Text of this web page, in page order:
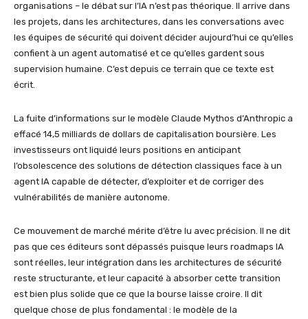
organisations – le débat sur l’IA n’est pas théorique. Il arrive dans
les projets, dans les architectures, dans les conversations avec
les équipes de sécurité qui doivent décider aujourd’hui ce qu’elles
confient à un agent automatisé et ce qu’elles gardent sous
supervision humaine. C’est depuis ce terrain que ce texte est
écrit.
La fuite d’informations sur le modèle Claude Mythos d’Anthropic a
effacé 14,5 milliards de dollars de capitalisation boursière. Les
investisseurs ont liquidé leurs positions en anticipant
l’obsolescence des solutions de détection classiques face à un
agent IA capable de détecter, d’exploiter et de corriger des
vulnérabilités de manière autonome.
Ce mouvement de marché mérite d’être lu avec précision. Il ne dit
pas que ces éditeurs sont dépassés puisque leurs roadmaps IA
sont réelles, leur intégration dans les architectures de sécurité
reste structurante, et leur capacité à absorber cette transition
est bien plus solide que ce que la bourse laisse croire. Il dit
quelque chose de plus fondamental : le modèle de la